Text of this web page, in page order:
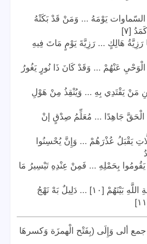
يَوْمَهُ ... وَمَنْ قَدْ بَكَتْهُ
[٧]
هَالِكٍ ... رَزِيَّةَ يَوْمٍ مَاتَ فِيهِ
عَنْهُمْ ... وَقَدْ كَانَ ذَا نُورٍ يَغُورُ
مَنْ يَقْتَدِي بِهِ ... وَيُنْقِذُ مِنْ هَوْلِ
الْحَقَّ جَاهِدًا ... مُعَلِّمُ صِدْقٍ إنْ
[٩] الزَّلَّاتِ يَقْبَلُ عُذْرَهُمْ ... وَإِنَّ يُحْسِنُوا
بِحَمْلِهِ ... فَمِنْ عِنْدِهِ تَيْسِيرُ مَا
فَبَيْنَا هُمْ فِي نِعْمَةِ اللَّهِ بَيْنَهُمْ [١٠] ... دَلِيلٌ بَهْ نَهْجُ
جمع ألى وَإِلَى (بِفَتْح الْهمزَة وَكسرهَا